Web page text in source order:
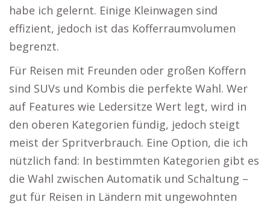
habe ich gelernt. Einige Kleinwagen sind
effizient, jedoch ist das Kofferraumvolumen
begrenzt.
Für Reisen mit Freunden oder großen Koffern
sind SUVs und Kombis die perfekte Wahl. Wer
auf Features wie Ledersitze Wert legt, wird in
den oberen Kategorien fündig, jedoch steigt
meist der Spritverbrauch. Eine Option, die ich
nützlich fand: In bestimmten Kategorien gibt es
die Wahl zwischen Automatik und Schaltung –
gut für Reisen in Ländern mit ungewohnten